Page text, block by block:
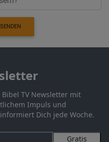
TV Newsletter mit
Impuls und
Dich jede Woche.
Gratis